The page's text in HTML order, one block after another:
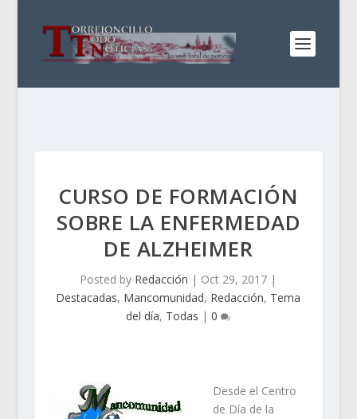
CURSO DE FORMACIÓN
SOBRE LA ENFERMEDAD
DE ALZHEIMER
Posted by Redacción | Oct 29, 2017 |
Destacadas, Mancomunidad, Redacción, Tema
del día, Todas |0
Desde el Centro
de Día de la